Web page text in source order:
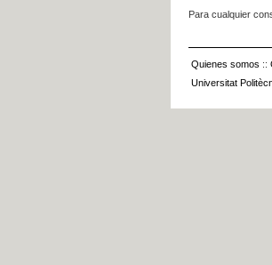
Para cualquier
Quienes somos ::
Universitat